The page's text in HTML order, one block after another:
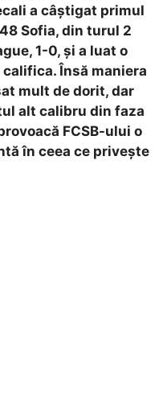
a câștigat primul
Sofia, din turul 2
1-0, și a luat o
Însă maniera
mult de dorit, dar
alt calibru din faza
FCSB-ului o
în ceea ce privește